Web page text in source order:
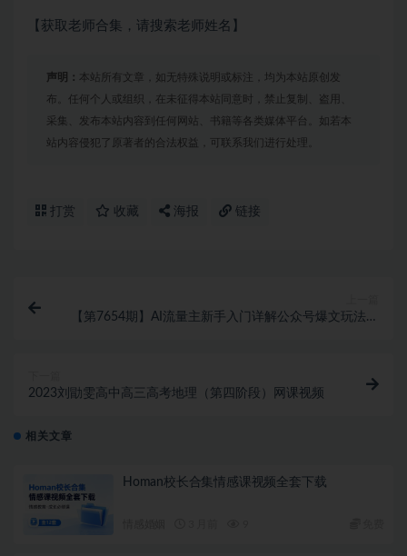
【获取老师合集，请搜索老师姓名】
声明： 本站所有文章，如无特殊说明或标注，均为本站原创发
布。任何个人或组织，在未征得本站同意时，禁止复制、盗用、
采集、发布本站内容到任何网站、书籍等各类媒体平台。如若本
站内容侵犯了原著者的合法权益，可联系我们进行处理。
打赏 收藏 海报 链接
【第7654期】AI流量主新手入门详解公众号爆文玩法，
2023刘勖雯高中高三高考地理（第四阶段）网课视频
相关文章
Homan校长合集情感课视频全套下载